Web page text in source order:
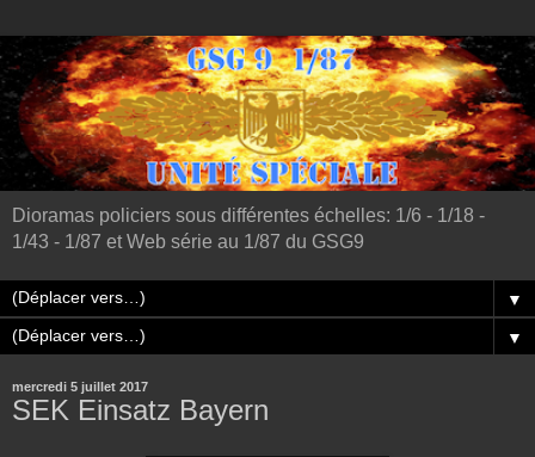
Dioramas policiers sous différentes échelles: 1/6 - 1/18 -
1/43 - 1/87 et Web série au 1/87 du GSG9
▼
▼
mercredi 5 juillet 2017
SEK Einsatz Bayern